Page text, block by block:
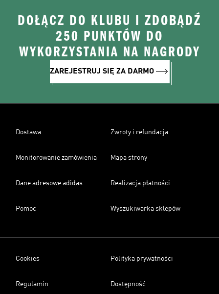
DOŁĄCZ DO KLUBU I ZDOBĄDŹ
250 PUNKTÓW DO
WYKORZYSTANIA NA NAGRODY
ZAREJESTRUJ SIĘ ZA DARMO
Dostawa Zwroty i refundacja
Monitorowanie zamówienia Mapa strony
Dane adresowe adidas Realizacja płatności
Pomoc Wyszukiwarka sklepów
Cookies Polityka prywatności
Regulamin Dostępność